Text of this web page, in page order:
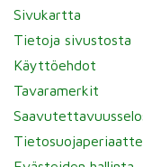
Sivukartta
Tietoja sivustosta
Käyttöehdot
Tavaramerkit